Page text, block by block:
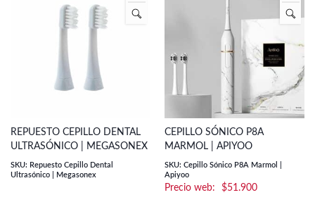
REPUESTO CEPILLO DENTAL
ULTRASÓNICO | MEGASONEX
SKU: Repuesto Cepillo Dental
Ultrasónico | Megasonex
CEPILLO SÓNICO P8A
MARMOL | APIYOO
SKU: Cepillo Sónico P8A Marmol |
Apiyoo
$51.900